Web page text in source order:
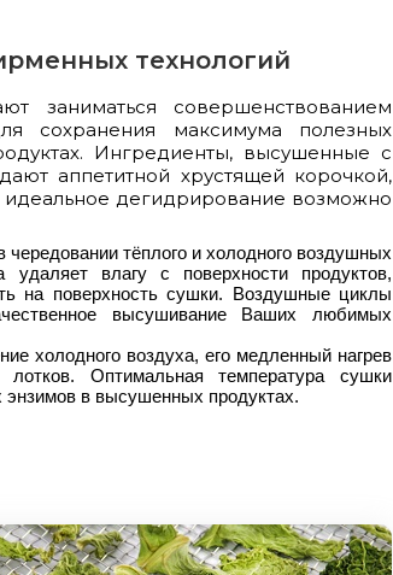
технологий
заниматься совершенствованием
сохранения максимума полезных
Ингредиенты, высушенные с
аппетитной хрустящей корочкой,
дегидрирование возможно
тёплого и холодного воздушных
удаляет влагу с поверхности продуктов,
на поверхность сушки. Воздушные циклы
высушивание Ваших любимых
холодного воздуха, его медленный нагрев
Оптимальная температура сушки
энзимов в высушенных продуктах.